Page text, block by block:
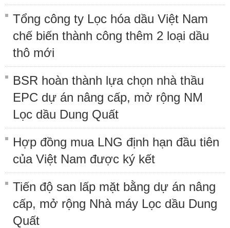
Tổng công ty Lọc hóa dầu Việt Nam
chế biến thành công thêm 2 loại dầu
thô mới
BSR hoàn thành lựa chọn nhà thầu
EPC dự án nâng cấp, mở rộng NM
Lọc dầu Dung Quất
Hợp đồng mua LNG định hạn đầu tiên
của Việt Nam được ký kết
Tiến độ san lấp mặt bằng dự án nâng
cấp, mở rộng Nhà máy Lọc dầu Dung
Quất